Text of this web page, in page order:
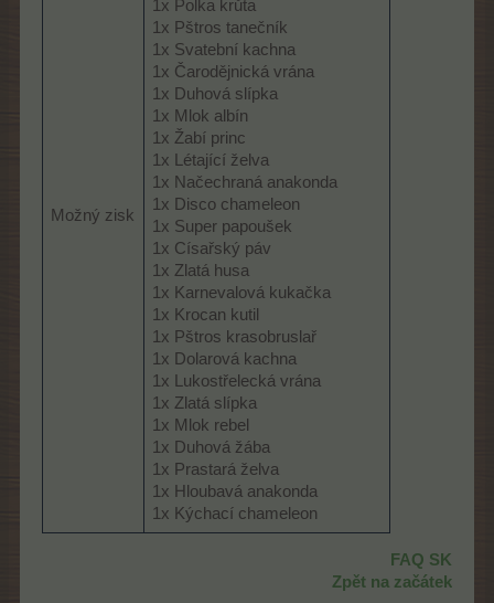
Možný zisk
1x Polka krůta
1x Pštros tanečník
1x Svatební kachna
1x Čarodějnická vrána
1x Duhová slípka
1x Mlok albín
1x Žabí princ
1x Létající želva
1x Načechraná anakonda
1x Disco chameleon
1x Super papoušek
1x Císařský páv
1x Zlatá husa
1x Karnevalová kukačka
1x Krocan kutil
1x Pštros krasobruslař
1x Dolarová kachna
1x Lukostřelecká vrána
1x Zlatá slípka
1x Mlok rebel
1x Duhová žába
1x Prastará želva
1x Hloubavá anakonda
1x Kýchací chameleon
FAQ SK
Zpět na začátek